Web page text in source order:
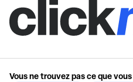
Vous ne trouvez pas ce que